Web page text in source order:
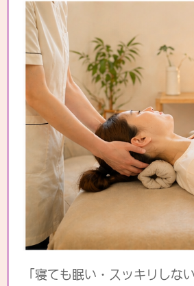
「寝ても眠い・スッキリしな